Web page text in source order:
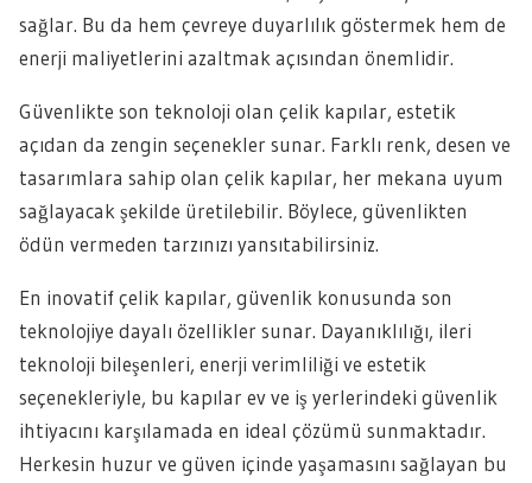
sağlar. Bu da hem çevreye duyarlılık göstermek hem de
enerji maliyetlerini azaltmak açısından önemlidir.
Güvenlikte son teknoloji olan çelik kapılar, estetik
açıdan da zengin seçenekler sunar. Farklı renk, desen ve
tasarımlara sahip olan çelik kapılar, her mekana uyum
sağlayacak şekilde üretilebilir. Böylece, güvenlikten
ödün vermeden tarzınızı yansıtabilirsiniz.
En inovatif çelik kapılar, güvenlik konusunda son
teknolojiye dayalı özellikler sunar. Dayanıklılığı, ileri
teknoloji bileşenleri, enerji verimliliği ve estetik
seçenekleriyle, bu kapılar ev ve iş yerlerindeki güvenlik
ihtiyacını karşılamada en ideal çözümü sunmaktadır.
Herkesin huzur ve güven içinde yaşamasını sağlayan bu